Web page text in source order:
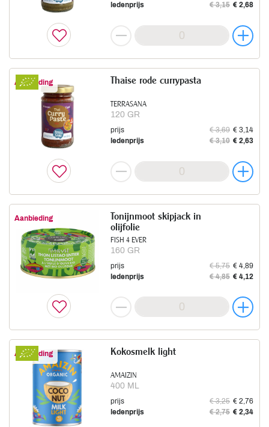
ledenprijs
€ 3,15 € 2,68
Aanbieding
TERRASANA
120 GR
Thaise rode currypasta
prijs € 3,69 € 3,14
ledenprijs
€ 3,10 € 2,63
Aanbieding
FISH 4 EVER
160 GR
Tonijnmoot skipjack in
olijfolie
prijs € 5,75 € 4,89
ledenprijs
€ 4,85 € 4,12
Aanbieding
AMAIZIN
400 ML
Kokosmelk light
prijs € 3,25 € 2,76
ledenprijs
€ 2,75 € 2,34